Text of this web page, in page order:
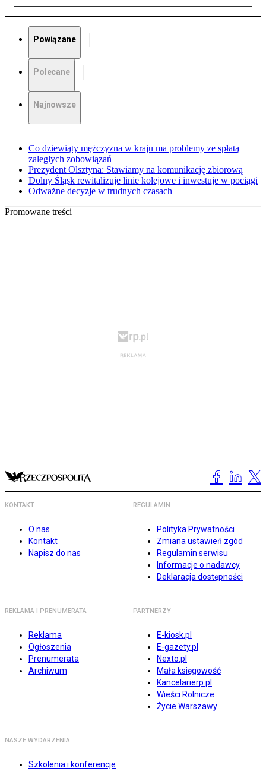
Powiązane
Polecane
Najnowsze
Co dziewiąty mężczyzna w kraju ma problemy ze spłatą
zaległych zobowiązań
Prezydent Olsztyna: Stawiamy na komunikację zbiorową
Dolny Śląsk rewitalizuje linie kolejowe i inwestuje w pociągi
Odważne decyzje w trudnych czasach
Promowane treści
KONTAKT
O nas
Kontakt
Napisz do nas
REGULAMIN
Polityka Prywatności
Zmiana ustawień zgód
Regulamin serwisu
Informacje o nadawcy
Deklaracja dostępności
REKLAMA I PRENUMERATA
Reklama
Ogłoszenia
Prenumerata
Archiwum
PARTNERZY
E-kiosk.pl
E-gazety.pl
Nexto.pl
Mała księgowość
Kancelarierp.pl
Wieści Rolnicze
Życie Warszawy
NASZE WYDARZENIA
Szkolenia i konferencje